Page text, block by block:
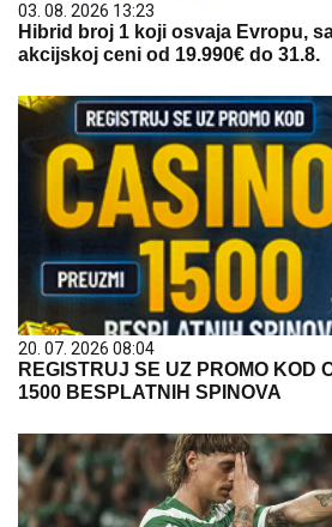
03. 08. 2026 13:23
Hibrid broj 1 koji osvaja Evropu,
akcijskoj ceni od 19.990€ do 31.8.
20. 07. 2026 08:04
REGISTRUJ SE UZ PROMO KOD
1500 BESPLATNIH SPINOVA